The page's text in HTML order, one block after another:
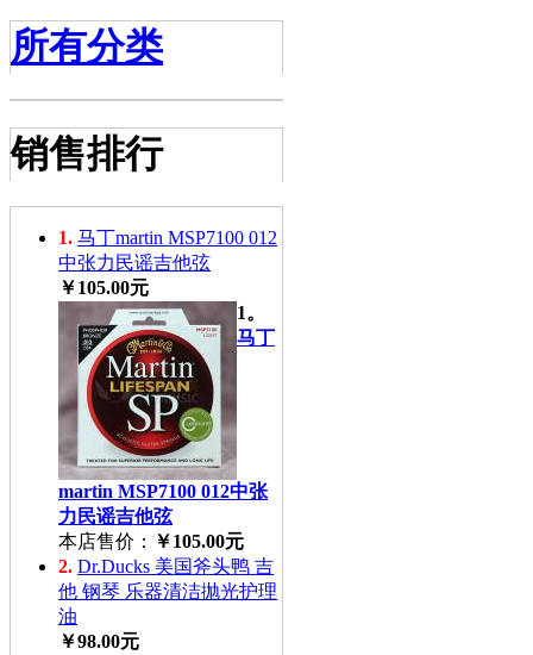
所有分类
销售排行
1. 马丁martin MSP7100 012
中张力民谣吉他弦
￥105.00元
1。
马丁
martin MSP7100 012中张
力民谣吉他弦
本店售价： ￥105.00元
2. Dr.Ducks 美国斧头鸭 吉
他 钢琴 乐器清洁抛光护理
油
￥98.00元